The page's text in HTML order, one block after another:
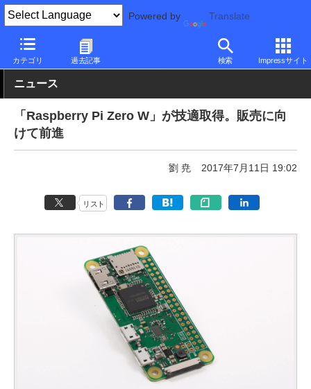
Powered by Translate
カテゴリ 過去記事 検索 Impressサイト
PC Watch 市場 IoT
ニュース
「Raspberry Pi Zero W」が技適取得。販売に向
けて前進
劉 尭 2017年7月11日 19:02
リスト